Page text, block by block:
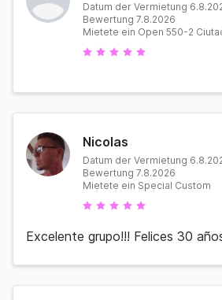
Datum der Vermietung
Bewertung 7.8.2026
Mietete ein Open 550-2
Nicolas
Datum der Vermietung
Bewertung 7.8.2026
Mietete ein Special Custom
Excelente grupo!!! Felices 30